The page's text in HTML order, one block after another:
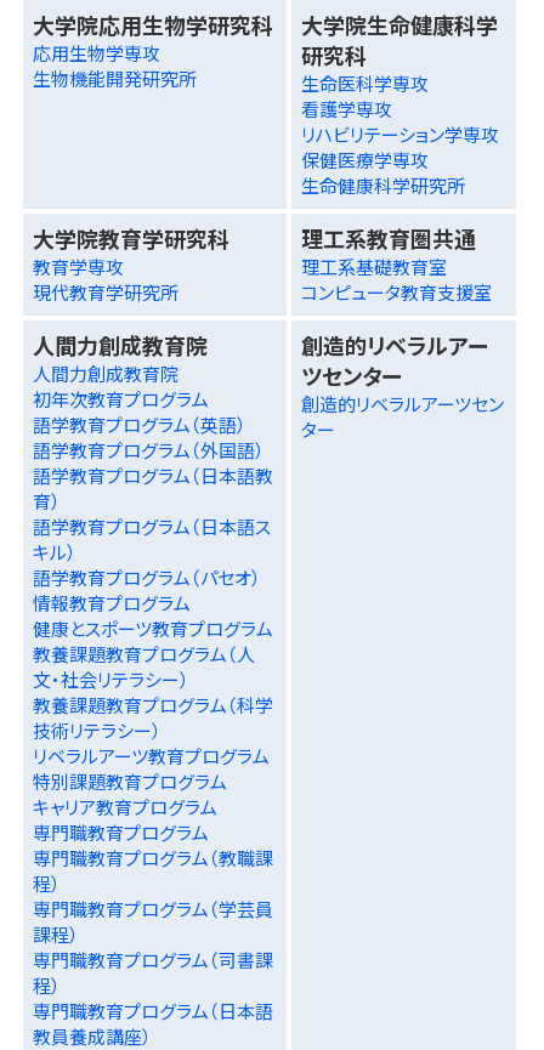
大学院応用生物学研究科
応用生物学専攻
生物機能開発研究所
大学院生命健康科学
研究科
生命医科学専攻
看護学専攻
リハビリテーション学専攻
保健医療学専攻
生命健康科学研究所
大学院教育学研究科
教育学専攻
現代教育学研究所
理工系教育圏共通
理工系基礎教育室
コンピュータ教育支援室
人間力創成教育院
人間力創成教育院
初年次教育プログラム
語学教育プログラム（英語）
語学教育プログラム（外国語）
語学教育プログラム（日本語教
育）
語学教育プログラム（日本語ス
キル）
語学教育プログラム（パセオ）
情報教育プログラム
健康とスポーツ教育プログラム
教養課題教育プログラム（人
文・社会リテラシー）
教養課題教育プログラム（科学
技術リテラシー）
リベラルアーツ教育プログラム
特別課題教育プログラム
キャリア教育プログラム
専門職教育プログラム
専門職教育プログラム（教職課
程）
専門職教育プログラム（学芸員
課程）
専門職教育プログラム（司書課
程）
専門職教育プログラム（日本語
教員養成講座）
創造的リベラルアー
ツセンター
創造的リベラルアーツセン
ター